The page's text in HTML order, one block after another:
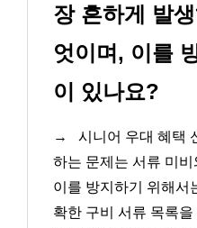
장 흔하게 발
엇이며, 이를
이 있나요?
→
시니어 우대 혜택
하는 문제는 서류 미
이를 방지하기 위해서
확한 구비 서류 목록